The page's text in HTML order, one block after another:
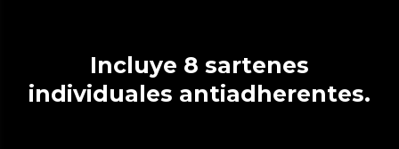
Incluye 8 sartenes
individuales antiadherentes.